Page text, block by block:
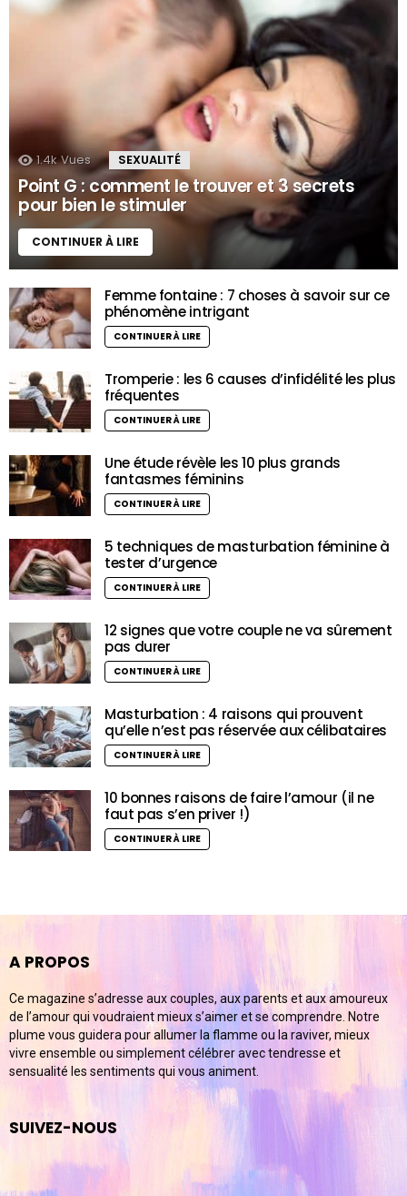
1.4k Vues SEXUALITÉ
Point G : comment le trouver et 3 secrets
pour bien le stimuler
CONTINUER À LIRE
Femme fontaine : 7 choses à savoir sur ce
phénomène intrigant
CONTINUER À LIRE
Tromperie : les 6 causes d’infidélité les plus
fréquentes
CONTINUER À LIRE
Une étude révèle les 10 plus grands
fantasmes féminins
CONTINUER À LIRE
5 techniques de masturbation féminine à
tester d’urgence
CONTINUER À LIRE
12 signes que votre couple ne va sûrement
pas durer
CONTINUER À LIRE
Masturbation : 4 raisons qui prouvent
qu’elle n’est pas réservée aux célibataires
CONTINUER À LIRE
10 bonnes raisons de faire l’amour (il ne
faut pas s’en priver !)
CONTINUER À LIRE
A PROPOS
Ce magazine s’adresse aux couples, aux parents et aux amoureux
de l’amour qui voudraient mieux s’aimer et se comprendre. Notre
plume vous guidera pour allumer la flamme ou la raviver, mieux
vivre ensemble ou simplement célébrer avec tendresse et
sensualité les sentiments qui vous animent.
SUIVEZ-NOUS